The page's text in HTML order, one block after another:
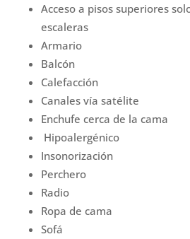
Acceso a pisos superiores
escaleras
Armario
Balcón
Calefacción
Canales vía satélite
Enchufe cerca de la cama
Hipoalergénico
Insonorización
Perchero
Radio
Ropa de cama
Sofá